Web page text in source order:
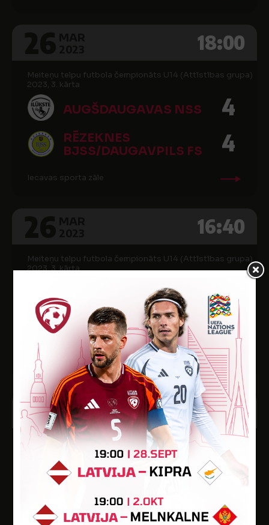
18:00
Meiteņu telpu futbola čempionāts U14 (Attīstības grupa)
2023, 3. kārta
AUGŠDAUGAVAS NSS 4
RĒZEKNES
BJSS/DAUGAVPILS FS
4
Iecavas sporta zāle
16:40
Meiteņu telpu futbola čempionāts U14 (Attīstības grupa)
2023, 3. kārta
1
RĒZEKNES
BJSS/DAUGAVPILS FS
8
Iecavas sporta zāle
26 MAR 14:40
2023
Meiteņu telpu futbola čempionāts U14 (Attīstības grupa)
RĒZEKNES
BJSS/DAUGAVPILS FS
5
FK AUDA 2